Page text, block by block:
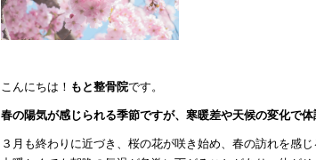
こんにちは！ もと整骨院です。
春の陽気が感じられる季節ですが、寒暖差や天候の変化で体
３月も終わりに近づき、桜の花が咲き始め、春の訪れを感